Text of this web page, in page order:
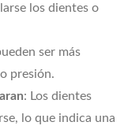
los dientes o
ser más
presión.
: Los dientes
lo que indica una